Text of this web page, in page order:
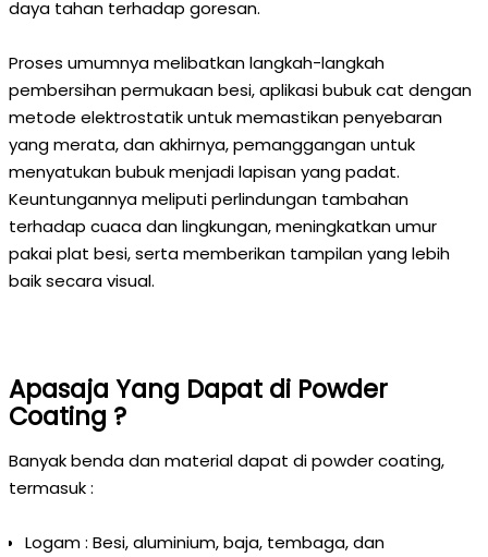
daya tahan terhadap goresan.
Proses umumnya melibatkan langkah-langkah
pembersihan permukaan besi, aplikasi bubuk cat dengan
metode elektrostatik untuk memastikan penyebaran
yang merata, dan akhirnya, pemanggangan untuk
menyatukan bubuk menjadi lapisan yang padat.
Keuntungannya meliputi perlindungan tambahan
terhadap cuaca dan lingkungan, meningkatkan umur
pakai plat besi, serta memberikan tampilan yang lebih
baik secara visual.
Apasaja Yang Dapat di Powder
Coating ?
Banyak benda dan material dapat di powder coating,
termasuk :
Logam : Besi, aluminium, baja, tembaga, dan